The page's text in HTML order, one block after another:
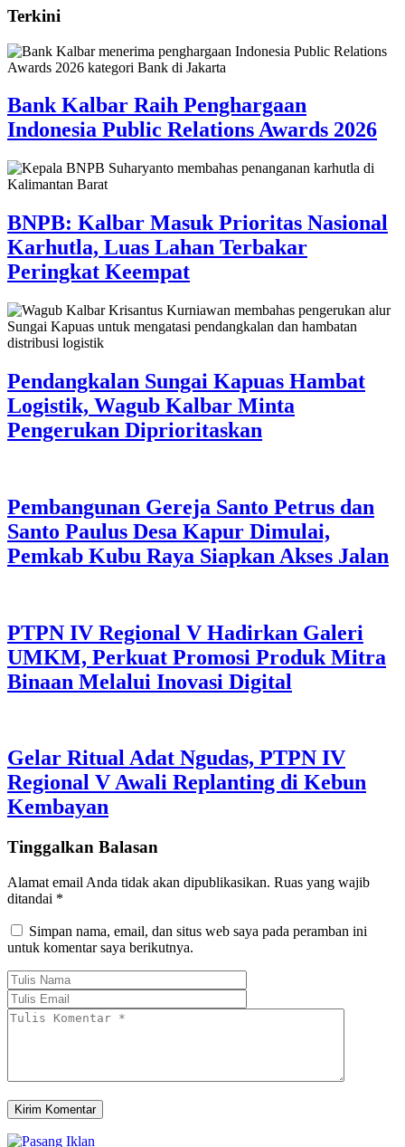
Terkini
Bank Kalbar Raih Penghargaan
Indonesia Public Relations Awards 2026
BNPB: Kalbar Masuk Prioritas Nasional
Karhutla, Luas Lahan Terbakar
Peringkat Keempat
Pendangkalan Sungai Kapuas Hambat
Logistik, Wagub Kalbar Minta
Pengerukan Diprioritaskan
Pembangunan Gereja Santo Petrus dan
Santo Paulus Desa Kapur Dimulai,
Pemkab Kubu Raya Siapkan Akses Jalan
PTPN IV Regional V Hadirkan Galeri
UMKM, Perkuat Promosi Produk Mitra
Binaan Melalui Inovasi Digital
Gelar Ritual Adat Ngudas, PTPN IV
Regional V Awali Replanting di Kebun
Kembayan
Tinggalkan Balasan
Alamat email Anda tidak akan dipublikasikan. Ruas yang wajib
ditandai *
Simpan nama, email, dan situs web saya pada peramban ini
untuk komentar saya berikutnya.